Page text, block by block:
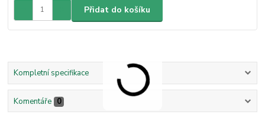
Přidat do košíku
Kompletní specifikace
Komentáře 0